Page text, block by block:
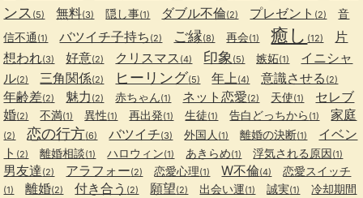
ンス (5) 無料(3) 隠し事(1) ダブル不倫(2) プレゼント (2)
音
信不通 (1) バツイチ子持ち (2) ご縁(8) 再会(1) 癒し (12)
片
想われ(3) 好意(2) クリスマス (4) 印象(5) 嫉妬(1)
イニシャ
ル(2) 三角関係(2) ヒーリング(5) 年上(4) 意識させる (2)
年齢差(2) 魅力 (2) 赤ちゃん(1) ネット恋愛(2) 天使(1)
セレブ
婚(2) 不満(1) 異性(1) 再出発(1) 生徒(1) 告白どっちから (1) 家庭
(2) 恋の行方(6) バツイチ(3) 外国人 (1) 離婚の決断(1)
イベン
ト (2) 離婚相談(1) ハロウィン(1) あきらめ(1) 浮気される原因(1)
男友達(2) アラフォー(2) 恋愛心理(1) W不倫(4) 恋愛スイッチ
(1) 離婚(2) 付き合う (2) 願望(2) 出会い運(1) 誠実(1) 冷却期間